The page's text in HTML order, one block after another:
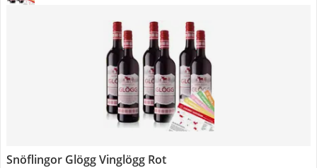
Snöflingor Glögg Vinglögg Rot